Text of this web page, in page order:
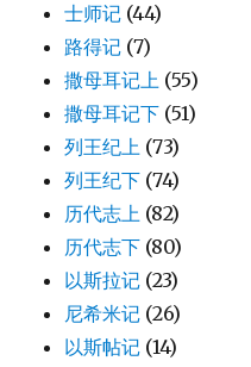
士师记 (44)
路得记 (7)
撒母耳记上 (55)
撒母耳记下 (51)
列王纪上 (73)
列王纪下 (74)
历代志上 (82)
历代志下 (80)
以斯拉记 (23)
尼希米记 (26)
以斯帖记 (14)